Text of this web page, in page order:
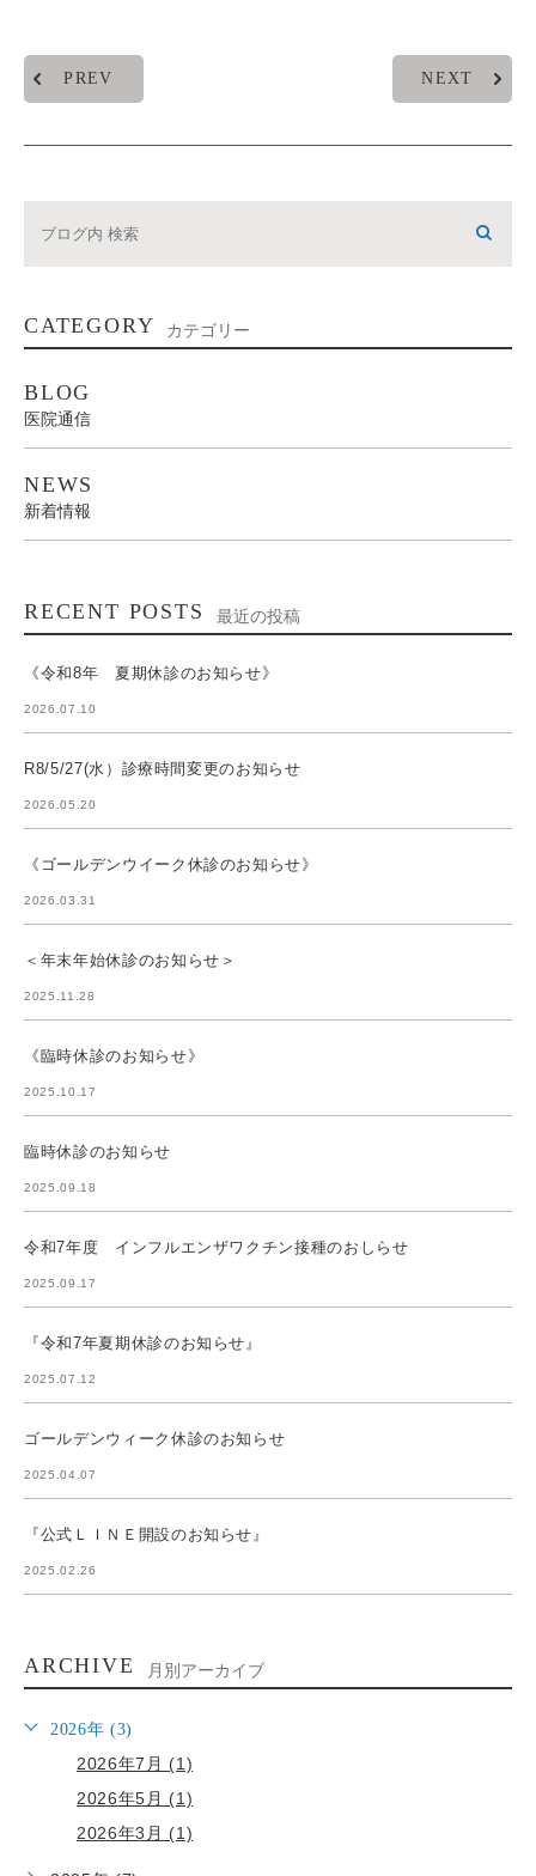
PREV NEXT
CATEGORY カテゴリー
BLOG
医院通信
NEWS
新着情報
RECENT POSTS 最近の投稿
《令和8年 夏期休診のお知らせ》
2026.07.10
R8/5/27(水）診療時間変更のお知らせ
2026.05.20
《ゴールデンウイーク休診のお知らせ》
2026.03.31
＜年末年始休診のお知らせ＞
2025.11.28
《臨時休診のお知らせ》
2025.10.17
臨時休診のお知らせ
2025.09.18
令和7年度 インフルエンザワクチン接種のおしらせ
2025.09.17
『令和7年夏期休診のお知らせ』
2025.07.12
ゴールデンウィーク休診のお知らせ
2025.04.07
『公式ＬＩＮＥ開設のお知らせ』
2025.02.26
ARCHIVE 月別アーカイブ
2026年 (3)
2026年7月 (1)
2026年5月 (1)
2026年3月 (1)